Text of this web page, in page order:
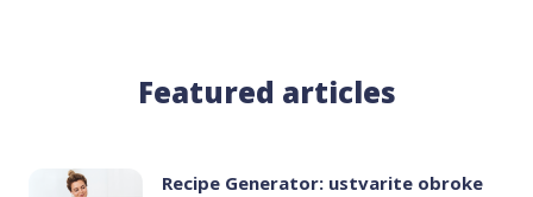
Featured articles
Recipe Generator: ustvarite obroke